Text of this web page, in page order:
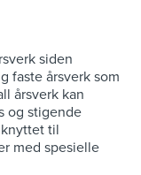
siden
faste årsverk som
årsverk kan
og stigende
til
med spesielle